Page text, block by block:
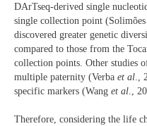
DArTseq-derived single
single collection point
discovered greater genetic
compared to those from the
collection points. Other studies
multiple paternity (Verba et al .,
specific markers (Wang et al .,
Therefore, considering the life